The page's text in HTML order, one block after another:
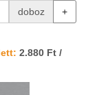
doboz +
2.880 Ft /